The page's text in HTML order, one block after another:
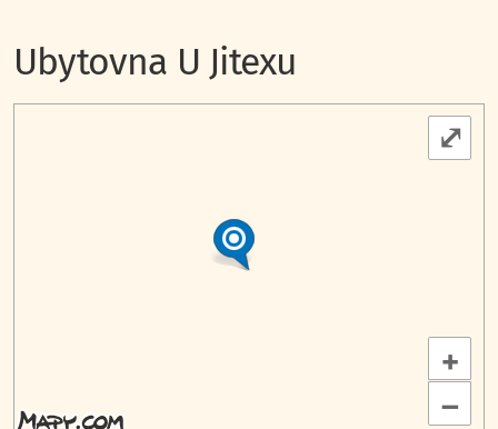
Ubytovna U Jitexu
+
–
⤢